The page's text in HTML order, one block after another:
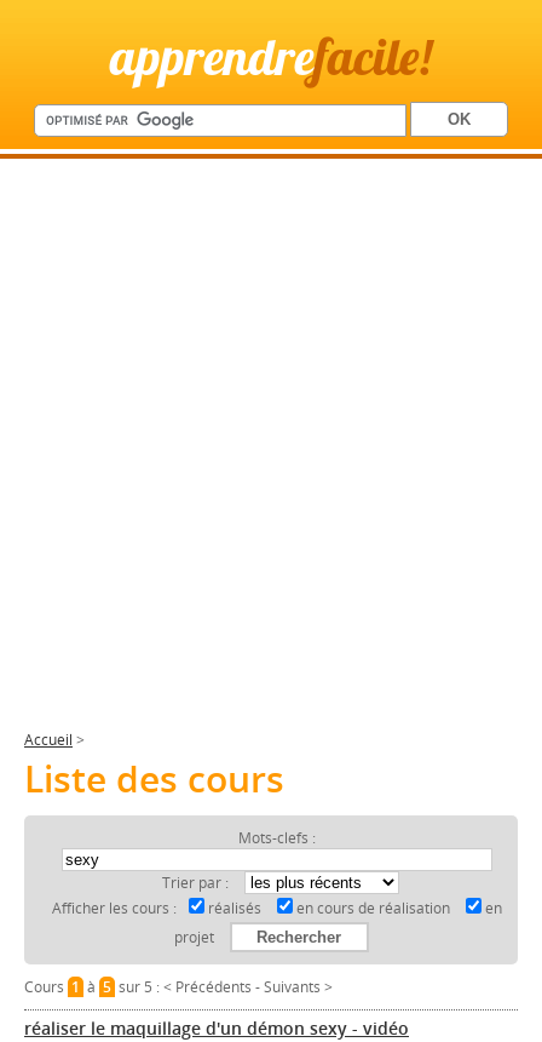
apprendrefacile!
Accueil >
Liste des cours
Mots-clefs :
Trier par :
Afficher les cours :
réalisés en cours de réalisation
en
projet
Cours 1à 5sur 5 :< Précédents -Suivants >
réaliser le maquillage d'un démon sexy - vidéo